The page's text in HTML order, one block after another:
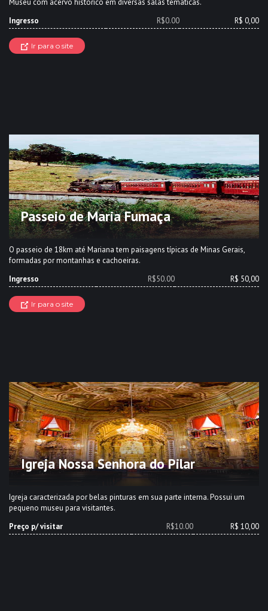
Museu com acervo histórico em diversas salas temáticas.
Ingresso
R$0.00 R$ 0,00
Ir para o site
Passeio de Maria Fumaça
O passeio de 18km até Mariana tem paisagens típicas de Minas Gerais,
formadas por montanhas e cachoeiras.
Ingresso
R$50.00 R$ 50,00
Ir para o site
Igreja Nossa Senhora do Pilar
Igreja caracterizada por belas pinturas em sua parte interna. Possui um
pequeno museu para visitantes.
Preço p/ visitar
R$10.00 R$ 10,00